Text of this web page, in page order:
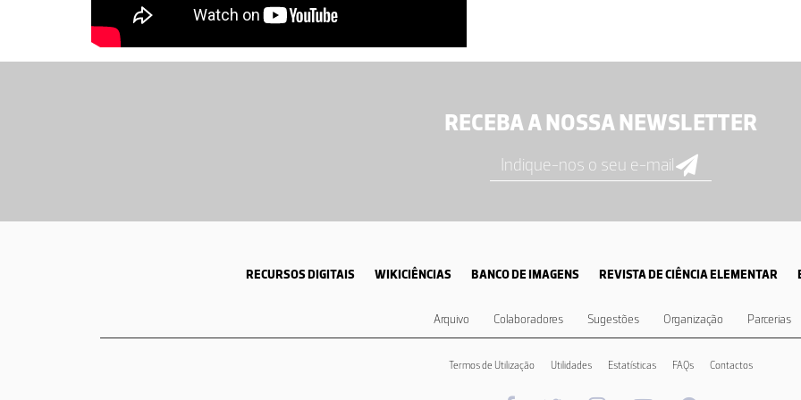
RECEBA A NOSSA NEWSLETTER
RECURSOS DIGITAIS WIKICIÊNCIAS BANCO DE IMAGENS REVISTA DE CIÊNCIA ELEMENTAR
Arquivo Colaboradores Sugestões Organização Parcerias
Termos de Utilização Utilidades Estatísticas FAQs Contactos